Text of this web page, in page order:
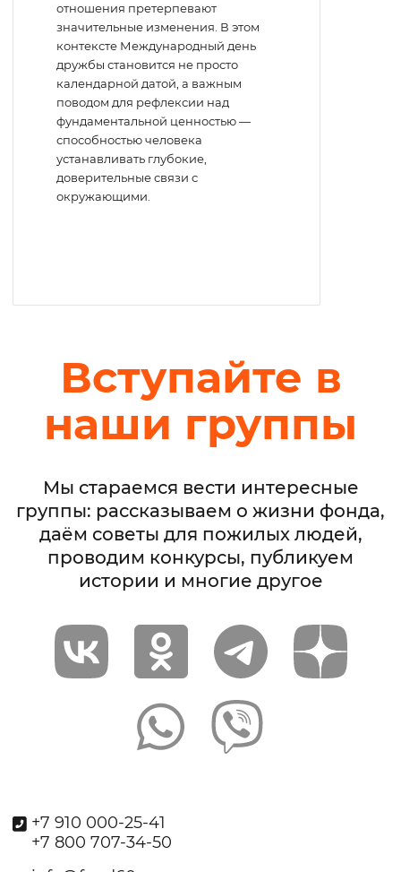
отношения претерпевают
значительные изменения. В этом
контексте Международный день
дружбы становится не просто
календарной датой, а важным
поводом для рефлексии над
фундаментальной ценностью —
способностью человека
устанавливать глубокие,
доверительные связи с
окружающими.
Вступайте в
наши группы
Мы стараемся вести интересные
группы: рассказываем о жизни фонда,
даём советы для пожилых людей,
проводим конкурсы, публикуем
истории и многие другое
+7 910 000-25-41
+7 800 707-34-50